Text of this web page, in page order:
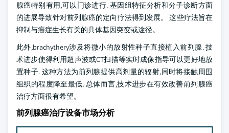
腺癌特别有用,可以门诊进行. 基因组特征分析和分子诊断方面
的进展导致针对前列腺癌的定向疗法得到发展。 这些疗法旨在
抑制与癌症生长有关的具体基因突变或途径。
此外,brachythery涉及将微小的放射性种子直接植入前列腺. 技
术进步使得利用超声波或CT扫描等实时成像指导可以更好地放
置种子. 这种方法为前列腺提供高剂量的辐射,同时将接触周围
组织的程度降至最低. 总体而言,技术进步在有效改善前列腺癌
治疗方面很有希望。
前列腺癌治疗设备市场分析